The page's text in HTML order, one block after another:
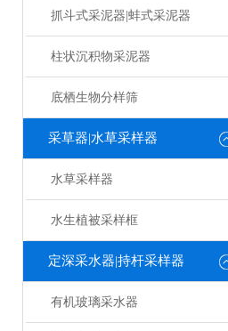
抓斗式采泥器|蚌式采泥器
柱状沉积物采泥器
底栖生物分样筛
采草器|水草采样器
水草采样器
水生植被采样框
定深采水器|持杆采样器
有机玻璃采水器